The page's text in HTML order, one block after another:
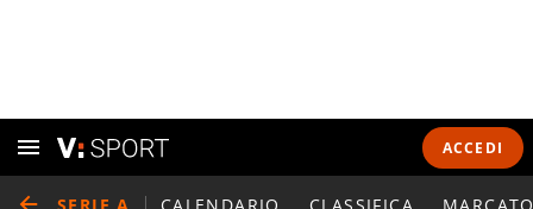
ACCEDI
SERIE A CALENDARIO CLASSIFICA